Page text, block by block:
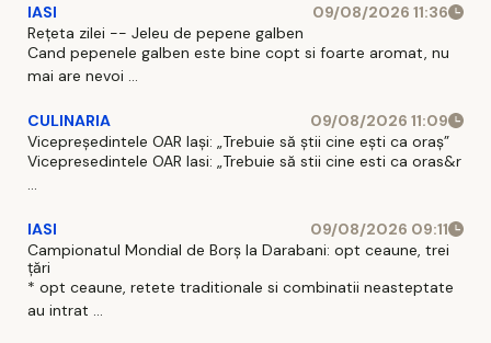
IASI
09/08/2026 11:36
Rețeta zilei -- Jeleu de pepene galben
Cand pepenele galben este bine copt si foarte aromat, nu
mai are nevoi ...
CULINARIA
09/08/2026 11:09
Vicepreședintele OAR Iași: „Trebuie să știi cine ești ca oraș”
Vicepresedintele OAR Iasi: „Trebuie să stii cine esti ca oras&r
...
IASI
09/08/2026 09:11
Campionatul Mondial de Borș la Darabani: opt ceaune, trei
țări
* opt ceaune, retete traditionale si combinatii neasteptate
au intrat ...